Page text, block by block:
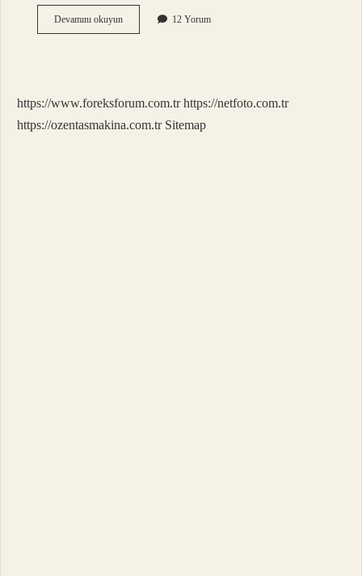
Devamını okuyunKuzine
soba
12 Yorum
https://www.foreksforum.com.tr https://netfoto.com.tr
https://ozentasmakina.com.tr Sitemap